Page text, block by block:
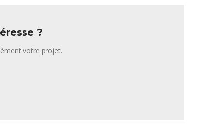
?
votre projet.